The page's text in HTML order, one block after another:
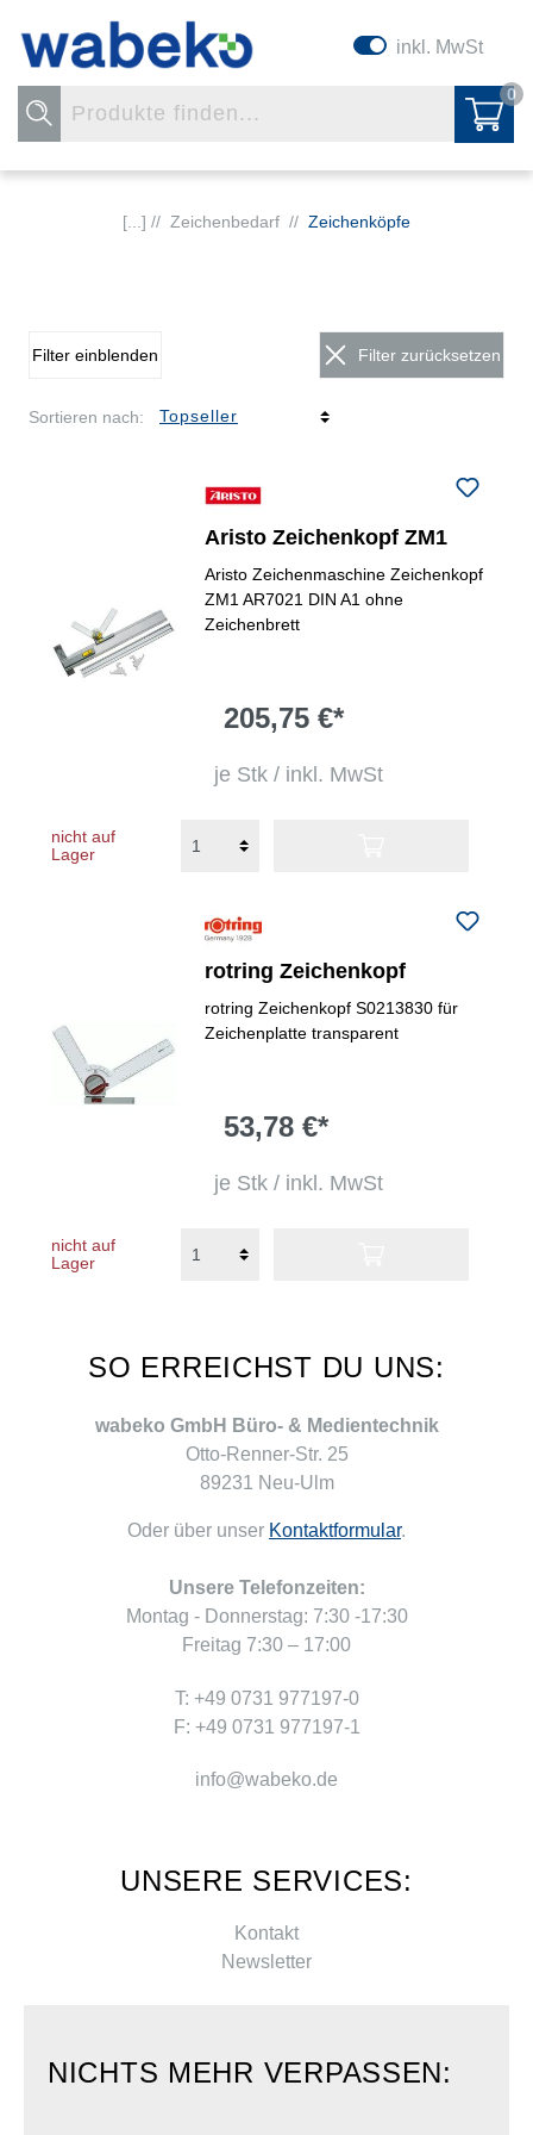
inkl. MwSt
0
[...] // Zeichenbedarf // Zeichenköpfe
Filter einblenden Filter zurücksetzen
Sortieren nach:
Aristo Zeichenkopf ZM1
Aristo Zeichenmaschine Zeichenkopf
ZM1 AR7021 DIN A1 ohne
Zeichenbrett
205,75 €*
je Stk / inkl. MwSt
nicht auf
Lager
rotring Zeichenkopf
rotring Zeichenkopf S0213830 für
Zeichenplatte transparent
53,78 €*
je Stk / inkl. MwSt
nicht auf
Lager
SO ERREICHST DU UNS:
wabeko GmbH Büro- & Medientechnik
Otto-Renner-Str. 25
89231 Neu-Ulm
Oder über unser Kontaktformular.
Unsere Telefonzeiten:
Montag - Donnerstag: 7:30 -17:30
Freitag 7:30 – 17:00
T: +49 0731 977197-0
F: +49 0731 977197-1
info@wabeko.de
UNSERE SERVICES:
Kontakt
Newsletter
NICHTS MEHR VERPASSEN: